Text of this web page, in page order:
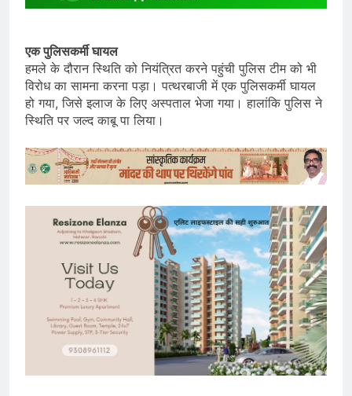
एक पुलिसकर्मी घायल
हमले के दौरान स्थिति को नियंत्रित करने पहुंची पुलिस टीम को भी
विरोध का सामना करना पड़ा। पत्थरबाजी में एक पुलिसकर्मी घायल
हो गया, जिसे इलाज के लिए अस्पताल भेजा गया। हालांकि पुलिस ने
स्थिति पर जल्द काबू पा लिया।